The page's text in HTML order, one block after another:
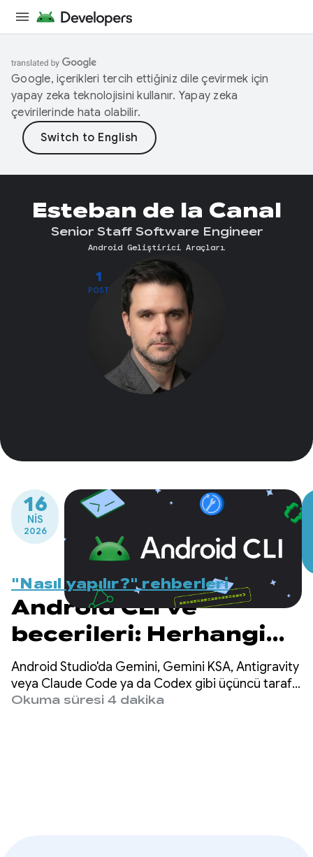
Google, içerikleri tercih ettiğiniz dile çevirmek için
yapay zeka teknolojisini kullanır. Yapay zeka
çevirilerinde hata olabilir.
1
POST
Esteban de la Canal
Senior Staff Software Engineer
Android Geliştirici Araçları
16
NIS
2026
"Nasıl yapılır?" rehberleri
Android CLI ve
becerileri: Herhangi
bir aracı kullanarak
Android
Android Studio'da Gemini, Gemini KSA, Antigravity
veya Claude Code ya da Codex gibi üçüncü taraf
ajanları kullanıyor olsanız da misyonumuz, her
Okuma süresi 4 dakika